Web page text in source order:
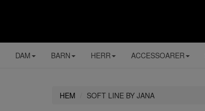
DAM BARN HERR ACCESSOARER
HEM SOFT LINE BY JANA